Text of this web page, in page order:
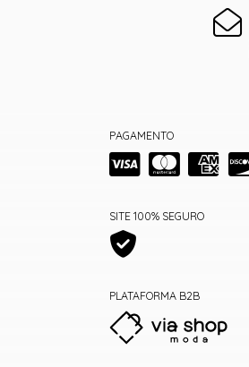
PAGAMENTO
SITE 100% SEGURO
PLATAFORMA B2B